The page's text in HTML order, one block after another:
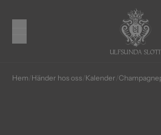
Hem Händer hos oss Kalender